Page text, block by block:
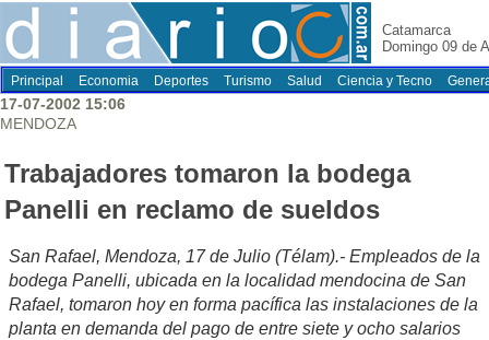
Catamarca
Domingo 09 de
Principal Economia Deportes Turismo Salud Ciencia y Tecno
17-07-2002 15:06
MENDOZA
Trabajadores tomaron la bodega
Panelli en reclamo de sueldos
San Rafael, Mendoza, 17 de Julio (Télam).- Empleados de la
bodega Panelli, ubicada en la localidad mendocina de San
Rafael, tomaron hoy en forma pacífica las instalaciones de la
planta en demanda del pago de entre siete y ocho salarios